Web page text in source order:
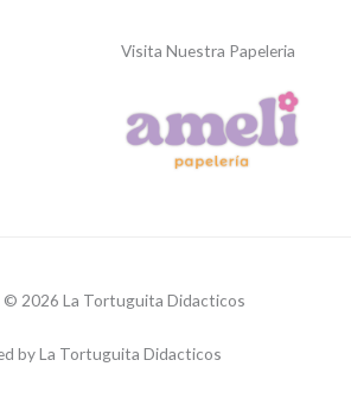
Visita Nuestra Papeleria
© 2026 La Tortuguita Didacticos
by La Tortuguita Didacticos